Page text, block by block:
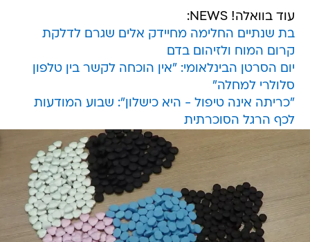
עוד בוואלה! NEWS:
בת שנתיים החלימה מחיידק אלים שגרם לדלקת
קרום המוח ולזיהום בדם
יום הסרטן הבינלאומי: "אין הוכחה לקשר בין טלפון
סלולרי למחלה"
"כריתה אינה טיפול - היא כישלון": שבוע המודעות
לכף הרגל הסוכרתית